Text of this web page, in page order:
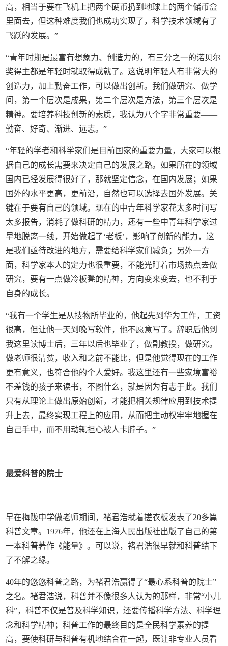
高，相当于要在飞机上把两个硬币扔到地球上的两个储币盒
里面去，但这种难度我们也成功实现了，科学技术领域有了
飞跃的发展。”
“青年时期是最富有想象力、创造力的，有三分之一的诺贝尔
奖得主都是年轻时就取得成就了。这说明年轻人有非常大的
创造力，加上勤奋工作，可以做出创新。我们做研究、做学
问，第一个层次是成果，第二个层次是方法，第三个层次是
精神。要培养科技创新的素质，我认为八个字非常重要——
勤奋、好奇、渐进、远志。”
“年轻的学者和科学家们是目前国家的重要力量，大家可以根
据自己的成长需要来决定自己的发展之路。如果所在的领域
国内已经发展得很好了，那就坚定信念，在国内发展；如果
国外的水平更高，更前沿，自然也可以选择去国外发展。关
键在于要有自己的领域。现在的中青年科学家花太多时间写
太多报告，消耗了做科研的精力，还有一些中青年科学家过
早地脱离一线，开始做起了‘老板’，影响了创新的能力，这
是我们亟待改进的地方，需要给科学家们减负；另外一方
面，科学家本人的定力也很重要，不能光盯着市场热点去做
研究，要有一点做冷板凳的精神，方向变来变去，也不利于
自身的成长。
“我有一个学生是从技物所毕业的，他起先到华为工作，工资
很高，但让他一天到晚写软件，他不愿意写了。辞职后他到
我这里读博士后，三年以后也毕业了，做副教授，做研究。
做老师很清贫，收入和之前不能比，但是他觉得现在的工作
更有意义，也符合他的个人爱好。我这里还有一些家境富裕
不差钱的孩子来读书，不图什么，就是因为有志于此。我们
只有从理论上做出原始创新，才能把相关规律应用到技术提
升上去，最终实现工程上的应用，从而把主动权牢牢地握在
自己手中，而不用动辄担心被人卡脖子。”
最爱科普的院士
早在梅陇中学做老师期间，褚君浩就着搓衣板发表了20多篇
科普文章。1976年，他还在上海人民出版社出版了自己的第
一本科普著作《能量》。可以说，褚君浩很早就和科普结下
了不解之缘。
40年的悠悠科普之路，为褚君浩赢得了“最心系科普的院士”
之名。褚君浩说，科普并不像很多人认为的那样，非常“小儿
科”，科普不仅是普及科学知识，还要传播科学方法、科学理
念和科学精神；科普工作的最终目的是全民科学素养的提
高，要使科研与科普有机地结合在一起，既让非专业人员看